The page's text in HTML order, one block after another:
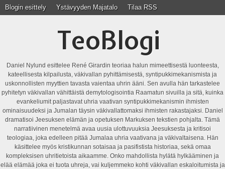
Blogin esittely Ystävyyden Majatalo Tilaa RSS
TeoBlogi
Daniel Nylund esittelee René Girardin teoriaa halun mimeettisestä luonteesta,
kateellisesta kilpailusta, väkivallan pyhittämisestä, syntipukkimekanismista ja
uskonnollisten myyttien tavasta vaientaa uhrin ääni. Sen avulla hän tarkastelee
pyhitetyn väkivallan vähittäistä demytologisointia Raamatun sivuilla ja sitä, kuinka
evankeliumit paljastavat uhria vaativan syntipukkimekanismin ihmisten
ominaisuudeksi ja Jumalan täysin väkivallattomaksi ihmisten rakastajaksi. Daniel
dramatisoi Jeesuksen elämän ja opetuksen Markuksen tekstien pohjalta. Tämä
narratiivinen menetelmä avaa uusia ulottuvuuksia Jeesuksesta ja kritisoi
teologiaa, joka edelleen pitää Jumalaa uhria vaativana ja väkivaltaisena. Hän
käsittelee myös kristikunnan sotaisaa ja pasifistista historiaa, sekä omaa
kompleksisen uhritietoista aikaamme. Onko mahdollista hylätä hylkääminen ja
elää elämää joka ei tuota uhreja, vai kuljemmeko kohti väkivallan eskaloitumista ja